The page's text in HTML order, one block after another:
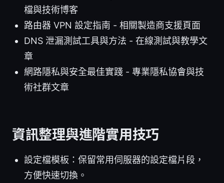
檔與技術博客
路由器 VPN 設定指南 - 相關製造商支援頁面
DNS 泄漏測試工具與方法 - 在線測試與教學文
章
網路隱私與安全最佳實踐 - 專業隱私協會與技
術社群文章
資訊整理與進階實用技巧
設定檔模板：保留常用伺服器的設定檔片段，
方便快速切換。